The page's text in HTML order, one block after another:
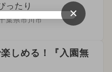
ったり
葉県市川市
しめる！『入園無
×